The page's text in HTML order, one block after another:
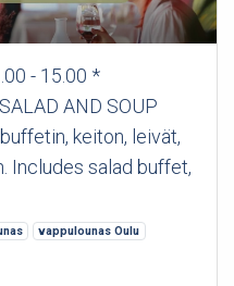
- 15.00 *
AND SOUP
keiton, leivät,
Includes salad buffet,
vappulounas Oulu